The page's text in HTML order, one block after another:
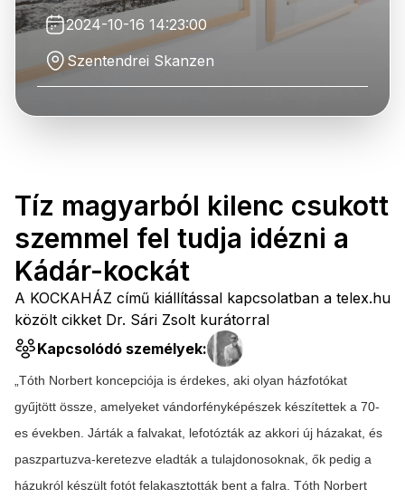
2024-10-16 14:23:00
Szentendrei Skanzen
Tíz magyarból kilenc csukott
szemmel fel tudja idézni a
Kádár-kockát
A KOCKAHÁZ című kiállítással kapcsolatban a telex.hu
közölt cikket Dr. Sári Zsolt kurátorral
Kapcsolódó személyek:
Tóth Norbert koncepciója is érdekes, aki olyan házfotókat
gyűjtött össze, amelyeket vándorfényképészek készítettek a 70-
es években. Járták a falvakat, lefotózták az akkori új házakat, és
paszpartuzva-keretezve eladták a tulajdonosoknak, ők pedig a
házukról készült fotót felakasztották bent a falra. Tóth Norbert